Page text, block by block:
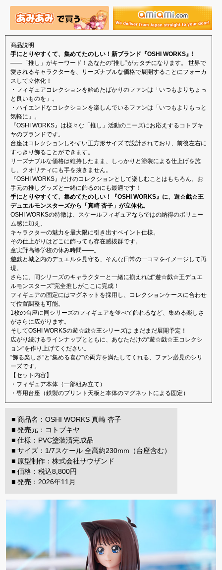
商品説明
手にとりやすくて、集めてたのしい！新ブランド『OSHI WORKS』!
――「推し」がキーワード！あなたの“推し”がカタチになります。 世界で
愛されるキャラクターを、リーズナブルな価格で展開することにフォーカ
スして立体化！
・フィギュアコレクションを始めたばかりのファンは「いつもよりちょっ
と良いものを」。
・ハイエンドなコレクションを楽しんでいるファンは「いつもよりもっと
気軽に」。
『OSHI WORKS』は様々な「推し」活動のニーズにお応えするコトブキ
ヤのブランドです。
台座はコレクションしやすい正方形サイズで設計されており、前後左右に
すっきり飾ることができます。
リーズナブルな価格は維持したまま、しっかりと塗装による仕上げを施
し、クオリティにも手を抜きません。
『OSHI WORKS』だけのコレクションとして楽しむことはもちろん、お
手元の推しグッズと一緒に飾るのにも最適です！
手にとりやすくて、集めてたのしい！『OSHI WORKS』に、遊☆戯☆王
デュエルモンスターズから「真崎 杏子」が立体化。
OSHI WORKSの特徴は、スケールフィギュアならではの納得のボリュー
ム感に加え、
キャラクターの魅力を最大限に引き出すペイント仕様。
その仕上がりはどこに飾っても存在感抜群です。
童実野高等学校の休み時間――。
遊戯と城之内のデュエルを見守る、そんな日常の一コマをイメージして再
現。
さらに、同シリーズのキャラクターと一緒に揃えれば“遊☆戯☆王デュエ
ルモンスターズ”完全推しがここに完成！
フィギュアの固定にはマグネットを採用し、コレクションケースに合わせ
て位置調整も可能。
1枚の台座に同シリーズのフィギュアを並べて飾れるなど、集める楽しさ
がさらに広がります。
そしてOSHI WORKSの遊☆戯☆王シリーズは まだまだ展開予定！
広がり続けるラインナップとともに、あなただけの“遊☆戯☆王コレクシ
ョン”を作り上げてください。
“飾る楽しさ”と“集める喜び”の両方を満たしてくれる、ファン必見のシリ
ーズです。
【セット内容】
・フィギュア本体（一部組み立て）
・専用台座（鉄製のプリント天板と本体のマグネットによる固定）
■ 商品名：OSHI WORKS 真崎 杏子
■ 発売元：コトブキヤ
■ 仕様：PVC塗装済完成品
■ サイズ：1/7スケール 全高約230mm（台座含む）
■ 原型制作：株式会社サウザンド
■ 価格：税込8,800円
■ 発売：2026年11月